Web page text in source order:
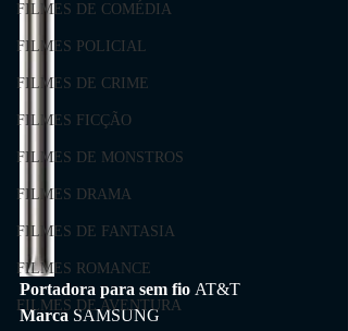
FILMES DE COMÉDIA
FILMES POLICIAL
FILMES DE CRIME
FILMES FICÇÃO
FILMES DE MONSTROS
FILMES DRAMA
FILMES DE FANTASIA
FILMES ROMANCE
FILMES DE AVENTURA
Portadora para sem fio AT&T
Marca SAMSUNG